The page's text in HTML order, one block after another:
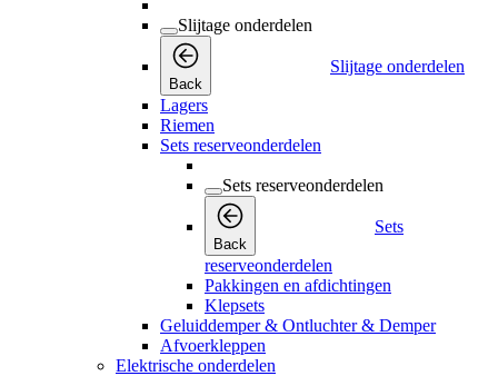
Slijtage onderdelen
Back
Slijtage onderdelen
Lagers
Riemen
Sets reserveonderdelen
Sets reserveonderdelen
Back
Sets
reserveonderdelen
Pakkingen en afdichtingen
Klepsets
Geluiddemper & Ontluchter & Demper
Afvoerkleppen
Elektrische onderdelen